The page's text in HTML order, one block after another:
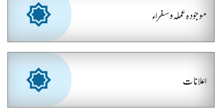
موجودہ عملہ و سفراء
اعلانات